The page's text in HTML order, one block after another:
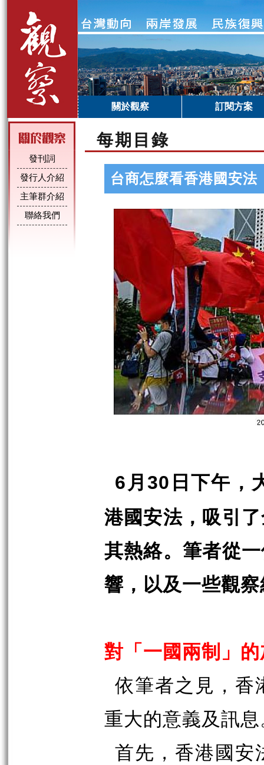
關於觀察 訂閱方案
發刊詞
發行人介紹
主筆群介紹
聯絡我們
每期目錄
台商怎麼看香港國安法
6 月30 日下午，
港國安法，吸引
其熱絡。筆者從
響，以及一些觀
對「一國兩制」
依筆者之見，香
重大的意義及訊
首先，香港國安